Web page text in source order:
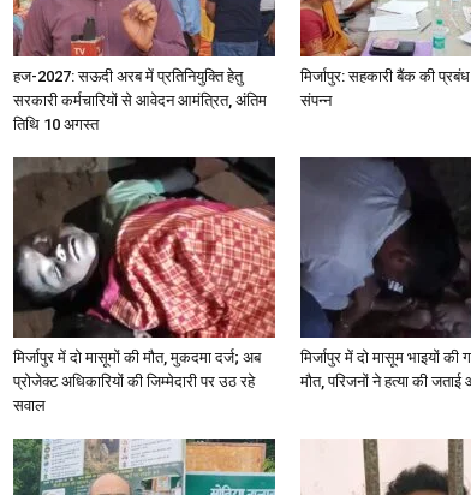
हज-2027: सऊदी अरब में प्रतिनियुक्ति हेतु
सरकारी कर्मचारियों से आवेदन आमंत्रित, अंतिम
तिथि 10 अगस्त
मिर्जापुर: सहकारी बैंक की
संपन्न
मिर्जापुर में दो मासूमों की मौत, मुकदमा दर्ज; अब
प्रोजेक्ट अधिकारियों की जिम्मेदारी पर उठ रहे
सवाल
मिर्जापुर में दो मासूम भाइयों
मौत, परिजनों ने हत्या की